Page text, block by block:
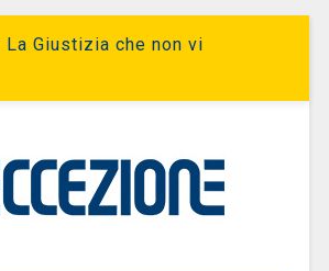
La Giustizia che non vi